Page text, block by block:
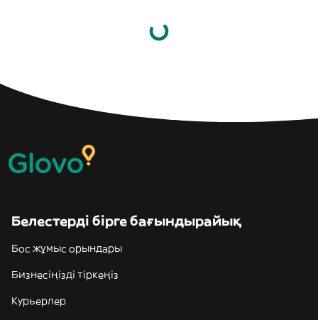
Белестерді бірге бағындырайық
Бос жұмыс орындары
Бизнесіңізді тіркеңіз
Курьерлер